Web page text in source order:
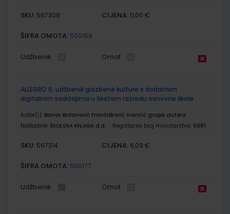
SKU: 567308 CIJENA: 11,00 €
ŠIFRA OMOTA: 500159
Udžbenik Omot
ALLEGRO 6; udžbenik glazbene kulture s dodatnim
digitalnim sadržajima u šestom razredu osnovne škole
Autor(i): Banov Brđanović Frančišković Ivančić grupa autora
Nakladnik: ŠKOLSKA KNJIGA d.d. Registarski broj ministarstva: 6981
SKU: 567314 CIJENA: 6,09 €
ŠIFRA OMOTA: 500177
Udžbenik Omot